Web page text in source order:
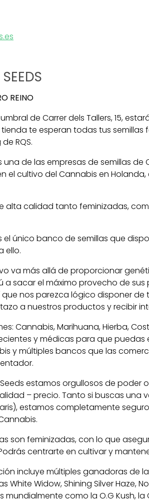
REINO
de Carrer dels Tallers, 15,
tienda te esperan todas tus
RQS.
una de las empresas de semillas
el cultivo del Cannabis en
alta calidad tanto feminizadas,
el único banco de semillas que
ello.
va más allá de proporcionar
sacar el máximo provecho de
nos parezca lógico disponer
a nuestros productos y recibir
Cannabis, Marihuana, Hierba,
y médicas para que
y múltiples bancos que las
Seeds estamos orgullosos de
– precio. Tanto si buscas una
estamos completamente
son feminizadas, con lo que
centrarte en cultivar y
incluye múltiples ganadoras de
White Widow, Shining Silver Haze,
como la O.G Kush, la